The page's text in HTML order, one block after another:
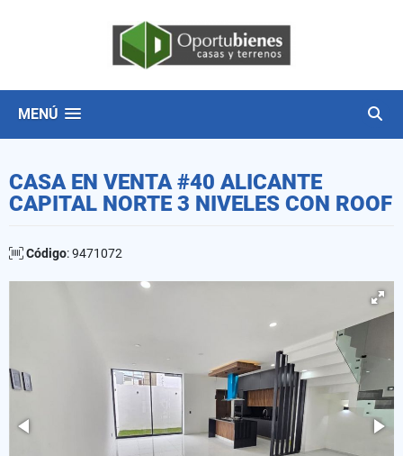
MENÚ
CASA EN VENTA #40 ALICANTE
CAPITAL NORTE 3 NIVELES CON ROOF
Código: 9471072